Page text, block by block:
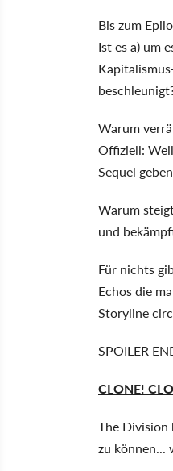
Bis zum
Ist es a) um
Warum
Offiziell:
Sequel
Warum
und
Für nichts
Echos die
Storyline
SPOILER
CLONE!
The Division
zu können...